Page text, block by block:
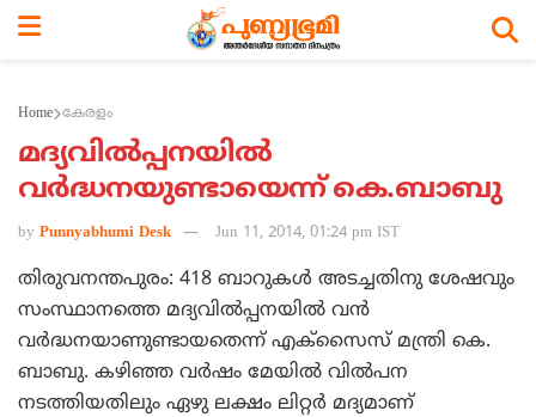
Home കേരളം
മദ്യവില്‍പ്പനയില്‍
വര്‍ദ്ധനയുണ്ടായെന്ന് കെ.ബാബു
by Punnyabhumi Desk Jun 11, 2014, 01:24 pm IST
തിരുവനന്തപുരം: 418 ബാറുകള്‍ അടച്ചതിനു ശേഷവും
സംസ്ഥാനത്തെ മദ്യവില്‍പ്പനയില്‍ വന്‍
വര്‍ദ്ധനയാണുണ്ടായതെന്ന് എക്‌സൈസ് മന്ത്രി കെ.
ബാബു. കഴിഞ്ഞ വര്‍ഷം മേയില്‍ വില്‍പന
നടത്തിയതിലും ഏഴു ലക്ഷം ലിറ്റര്‍ മദ്യമാണ്